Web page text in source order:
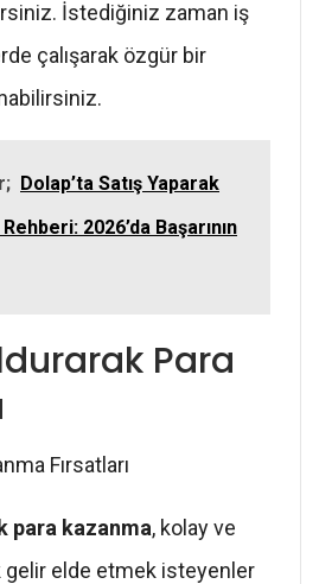
İstediğiniz zaman iş
çalışarak özgür bir
Dolap’ta Satış Yaparak
2026’da Başarının
Para
para kazanma, kolay ve
gelir elde etmek isteyenler